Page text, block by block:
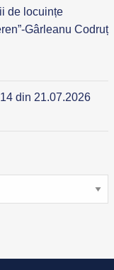
de locuințe
Gârleanu Codruț
din 21.07.2026